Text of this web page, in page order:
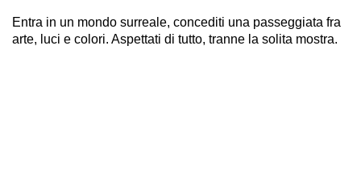
Entra in un mondo surreale, concediti una passeggiata fra
arte, luci e colori. Aspettati di tutto, tranne la solita mostra.